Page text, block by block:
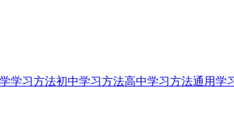
学习方法初中学习方法高中学习方法通用学